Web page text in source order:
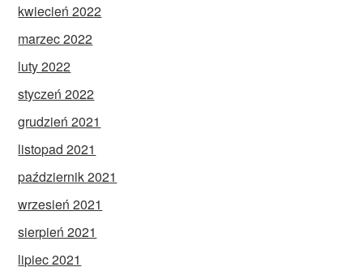
kwiecień 2022
marzec 2022
luty 2022
styczeń 2022
grudzień 2021
listopad 2021
październik 2021
wrzesień 2021
sierpień 2021
lipiec 2021